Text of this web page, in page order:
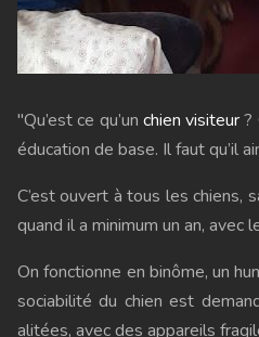
"Qu’est ce qu’un chien visiteur?
éducation de base. Il faut qu’il
C’est ouvert à tous les chiens,
quand il a minimum un an, avec
On fonctionne en binôme, un
sociabilité du chien est
alitées, avec des appareils